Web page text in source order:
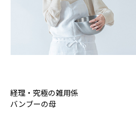
経理・究極の雑用係
バンブーの母